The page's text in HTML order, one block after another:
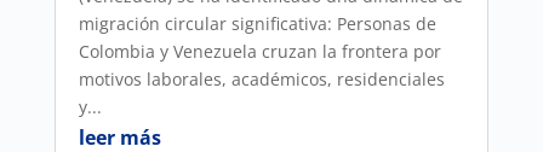
migración circular significativa: Personas de
Colombia y Venezuela cruzan la frontera por
motivos laborales, académicos, residenciales
y...
leer más